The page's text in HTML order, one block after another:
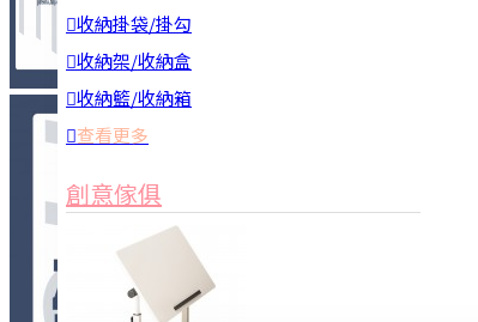
廚房收納
烘焙用具
隨身餐具
收納掛袋/掛勾
收納架/收納盒
收納籃/收納箱
查看更多
創意傢俱